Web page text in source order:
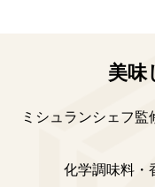
美味
ミシュランシェフ
化学調味料・